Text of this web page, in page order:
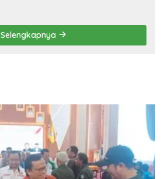
Selengkapnya